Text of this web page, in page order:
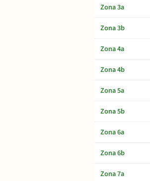
Zona 3a
Zona 3b
Zona 4a
Zona 4b
Zona 5a
Zona 5b
Zona 6a
Zona 6b
Zona 7a